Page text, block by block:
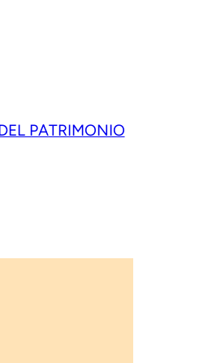
PATRIMONIO